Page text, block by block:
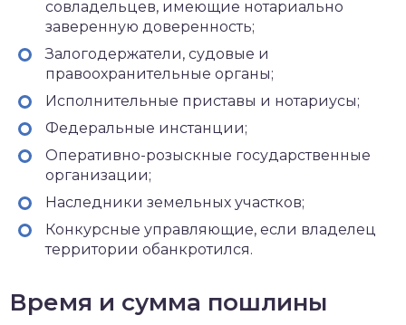
совладельцев, имеющие нотариально
заверенную доверенность;
Залогодержатели, судовые и
правоохранительные органы;
Исполнительные приставы и нотариусы;
Федеральные инстанции;
Оперативно-розыскные государственные
организации;
Наследники земельных участков;
Конкурсные управляющие, если владелец
территории обанкротился.
Время и сумма пошлины